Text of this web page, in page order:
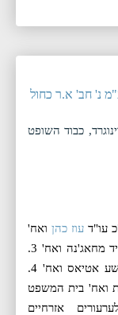
מודיעין בע"מ נ' חב' א.ר כחול
כבוד השופט
עו"ד עוז כהן ואח'
2. אבו חרירה וליד פאוזי ע"י ב"כ עו"ד מ. סעיד מחאג'נה ואח' 3.
איילון חברה לביטוח בע"מ ע"י ב"כ עו"ד אלישע אטיאס ואח' 4.
ואח' בית המשפט
אזרחיים